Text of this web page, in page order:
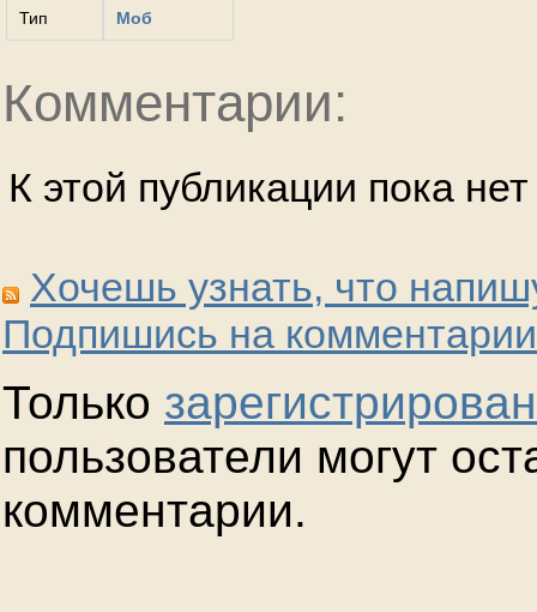
Тип Моб
Комментарии:
К этой публикации пока
Хочешь узнать, что
Подпишись на
Только
пользователи могут
комментарии.